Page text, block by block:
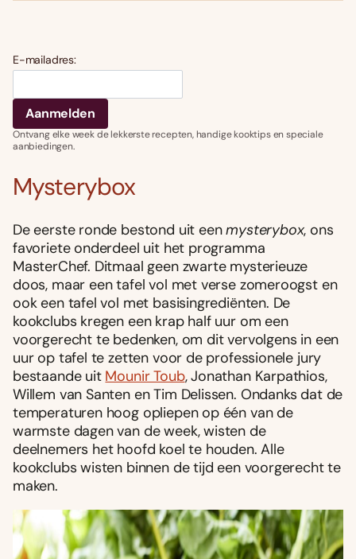
E-mailadres:
Ontvang elke week de lekkerste recepten, handige kooktips en speciale
aanbiedingen.
Mysterybox
De eerste ronde bestond uit eenmysterybox, ons
favoriete onderdeel uit het programma
MasterChef. Ditmaal geen zwarte mysterieuze
doos, maar een tafel vol met verse zomeroogst en
ook een tafel vol met basisingrediënten. De
kookclubs kregen een krap half uur om een
voorgerecht te bedenken, om dit vervolgens in een
uur op tafel te zetten voor de professionele jury
bestaande uit Mounir Toub, Jonathan Karpathios,
Willem van Santen en Tim Delissen. Ondanks dat de
temperaturen hoog opliepen op één van de
warmste dagen van de week, wisten de
deelnemers het hoofd koel te houden. Alle
kookclubs wisten binnen de tijd een voorgerecht te
maken.